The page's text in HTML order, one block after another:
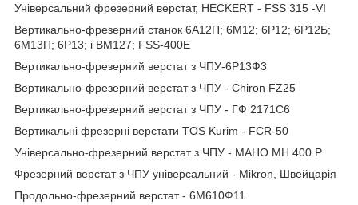
Універсальний фрезерний верстат, HECKERT - FSS 315 -VI
Вертикально-фрезерний станок 6А12П; 6М12; 6Р12; 6Р12Б;
6М13П; 6Р13; і ВМ127; FSS-400Е
Вертикально-фрезерний верстат з ЧПУ-6Р13Ф3
Вертикально-фрезерний верстат з ЧПУ - Chiron FZ25
Вертикально-фрезерний верстат з ЧПУ - ГФ 2171С6
Вертикальні фрезерні верстати TOS Kurim - FCR-50
Універсально-фрезерний верстат з ЧПУ - MAHO MH 400 P
Фрезерний верстат з ЧПУ універсальний - Mikron, Швейцарія
Продольно-фрезерний верстат - 6М610Ф11